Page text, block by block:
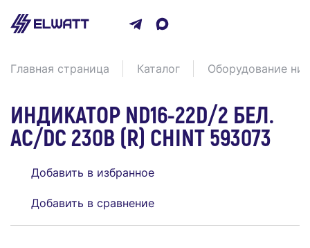
Главная страница Каталог Оборудование
ИНДИКАТОР ND16-22D/2 БЕЛ.
AC/DC 230В (R) CHINT 593073
Добавить в избранное
Добавить в сравнение